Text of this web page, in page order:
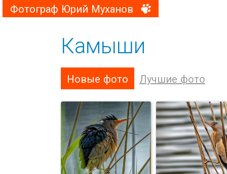
Фотограф Юрий Муханов
Камыши
Новые фото Лучшие фото